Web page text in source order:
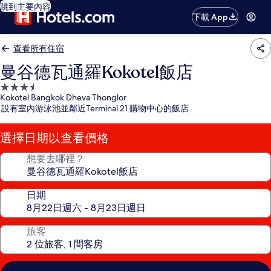
跳到主要內容
下載 App
查看所有住宿
曼谷德瓦通羅Kokotel飯店
3.5
星
級
住
宿
Kokotel Bangkok Dheva Thonglor
設有室內游泳池並鄰近Terminal 21 購物中心的飯店
選擇日期以查看價格
想要去哪裡？
日期
旅客